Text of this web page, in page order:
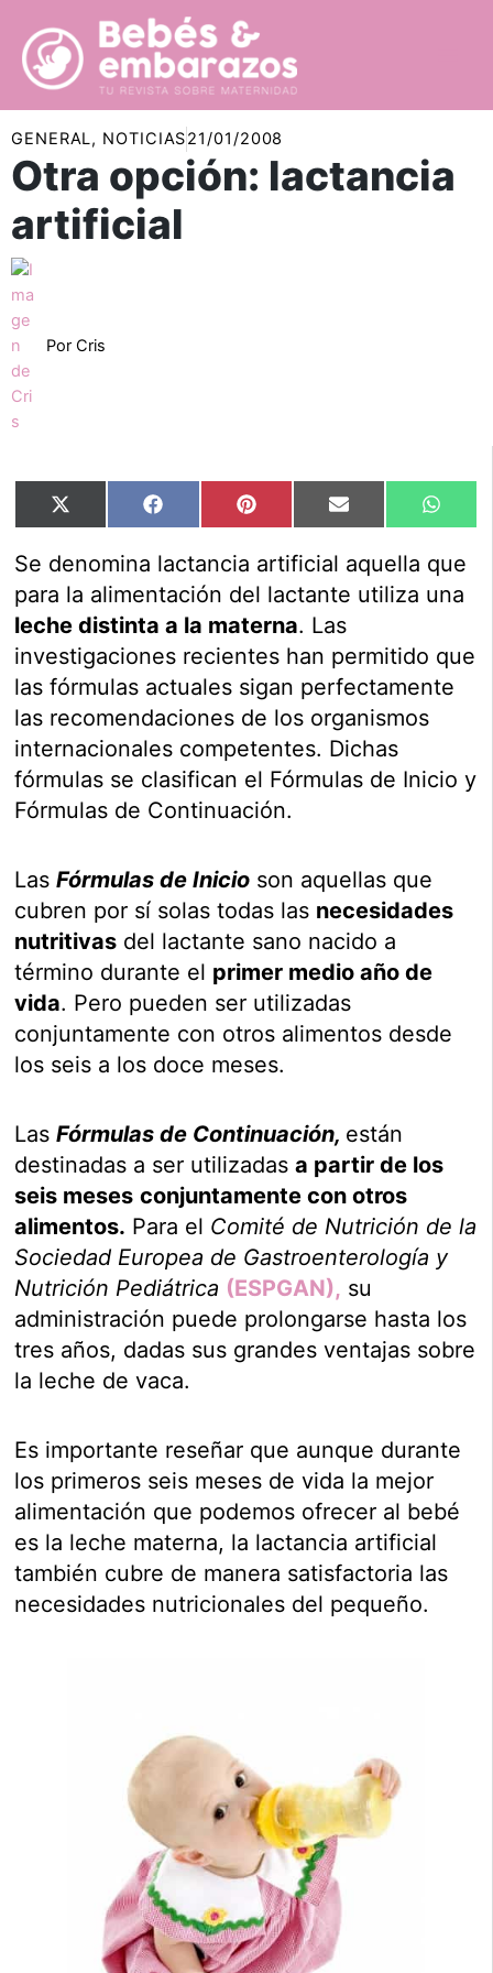
contenido
GENERAL, NOTICIAS21/01/2008
Otra opción: lactancia
artificial
Por Cris
Compartir
en
X
(Twitter)
Compartir
en
Facebook Compartir
en
Pinterest Compartir
en
Email
en
Se denomina lactancia artificial aquella que
para la alimentación del lactante utiliza una
leche distinta a la materna. Las
investigaciones recientes han permitido que
las fórmulas actuales sigan perfectamente
las recomendaciones de los organismos
internacionales competentes. Dichas
fórmulas se clasifican el Fórmulas de Inicio y
Fórmulas de Continuación.
LasFórmulas de Inicio son aquellas que
cubren por sí solas todas las necesidades
nutritivas del lactante sano nacido a
término durante el primer medio año de
vida. Pero pueden ser utilizadas
conjuntamente con otros alimentos desde
los seis a los doce meses.
LasFórmulas de Continuación, están
destinadas a ser utilizadasa partir de los
seis meses conjuntamente con otros
alimentos. Para el Comité de Nutrición de la
Sociedad Europea de Gastroenterología y
Nutrición Pediátrica (ESPGAN), su
administración puede prolongarse hasta los
tres años, dadas sus grandes ventajas sobre
la leche de vaca.
Es importante reseñar que aunque durante
los primeros seis meses de vida la mejor
alimentación que podemos ofrecer al bebé
es la leche materna, la lactancia artificial
también cubre de manera satisfactoria las
necesidades nutricionales del pequeño.